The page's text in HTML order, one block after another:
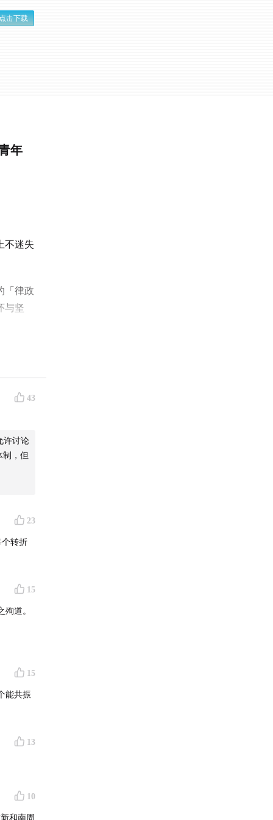
击下载
年
不迷失
「律政
与坚
等业
锦莲
、
评最
43
许讨论
制，但
23
转折
15
道。
15
能共振
13
10
和南周